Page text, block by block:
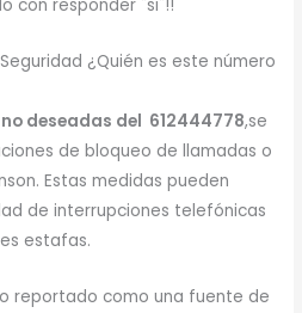
con responder ¨si¨!!
¿Quién es este número
deseadas del 612444778,se
de bloqueo de llamadas o
Estas medidas pueden
de interrupciones telefónicas
estafas.
reportado como una fuente de